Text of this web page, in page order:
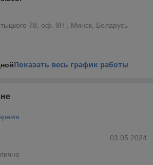
78, оф. 9Н , Минск, Беларусь
Показать весь график работы
03.05.2024